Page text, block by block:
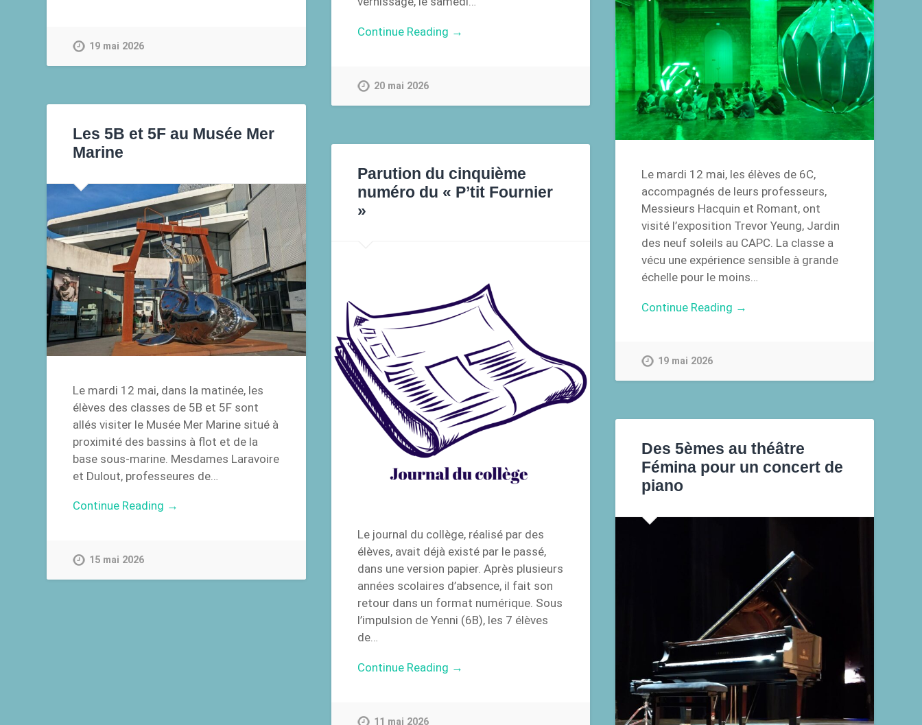
Continue Reading →
20 mai 2026
19 mai 2026
Le mardi 12 mai, les élèves de 6C,
accompagnés de leurs professeurs,
Messieurs Hacquin et Romant, ont
visité l’exposition Trevor Yeung, Jardin
des neuf soleils au CAPC. La classe a
vécu une expérience sensible à grande
échelle pour le moins…
Continue Reading →
19 mai 2026
Les 5B et 5F au Musée Mer
Marine
Le mardi 12 mai, dans la matinée, les
élèves des classes de 5B et 5F sont
allés visiter le Musée Mer Marine situé à
proximité des bassins à flot et de la
base sous-marine. Mesdames Laravoire
et Dulout, professeures de…
Continue Reading →
15 mai 2026
Parution du cinquième
numéro du « P’tit Fournier
»
Le journal du collège, réalisé par des
élèves, avait déjà existé par le passé,
dans une version papier. Après plusieurs
années scolaires d’absence, il fait son
retour dans un format numérique. Sous
l’impulsion de Yenni (6B), les 7 élèves
de…
Continue Reading →
11 mai 2026
Des 5èmes au théâtre
Fémina pour un concert de
piano